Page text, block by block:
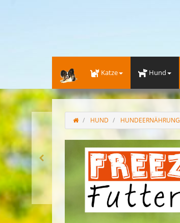
Katze Hund
HUND HUNDEERNÄHRUNG